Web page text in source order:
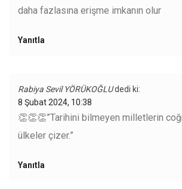
daha fazlasına erişme imkanın olur
Yanıtla
Rabiya Sevil YÖRÜKOĞLUdedi ki:
8 Şubat 2024, 10:38
👏👏👏”Tarihini bilmeyen milletlerin
ülkeler çizer.”
Yanıtla